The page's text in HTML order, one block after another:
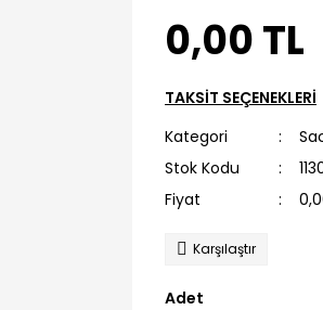
0,00 TL
TAKSİT SEÇENEKLERİ
Kategori
Stok Kodu
Fiyat
Karşılaştır
Adet